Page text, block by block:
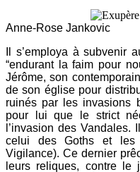
Anne-Rose Jankovic
Il s’employa à subvenir
“endurant la faim pour
Jérôme, son
de son église pour
ruinés par les invasions
pour lui que le strict
l’invasion des Vandales.
celui des Goths et les
Vigilance). Ce dernier
leurs reliques, contre